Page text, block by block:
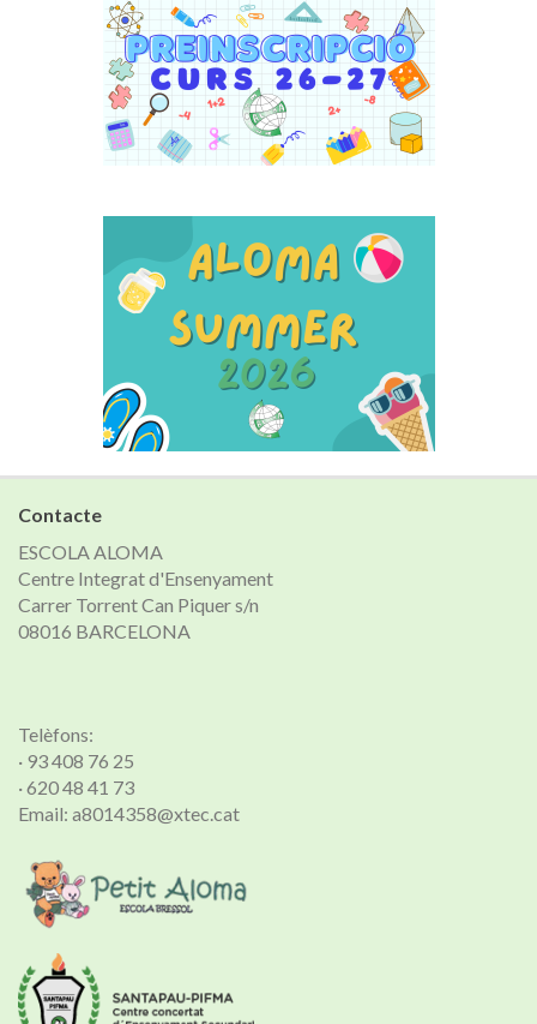
Contacte
ESCOLA ALOMA
Centre Integrat d'Ensenyament
Carrer Torrent Can Piquer s/n
08016 BARCELONA
Telèfons:
· 93 408 76 25
· 620 48 41 73
Email: a8014358@xtec.cat